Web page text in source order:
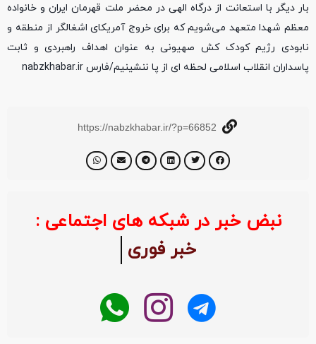
بار دیگر با استعانت از درگاه الهی در محضر ملت قهرمان ایران و خانواده
معظم شهدا متعهد می‌شویم که برای خروج آمریکای اشغالگر از منطقه و
نابودی رژیم کودک کش صهیونی به عنوان اهداف راهبردی و ثابت
پاسداران انقلاب اسلامی لحظه ای از پا ننشینیم/فارس nabzkhabar.ir
https://nabzkhabar.ir/?p=66852
نبض خبر در شبکه های اجتماعی :
خبر فوری